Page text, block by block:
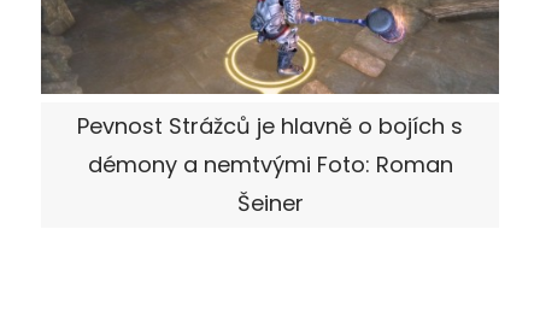
Pevnost Strážců je hlavně o bojích s
démony a nemtvými Foto: Roman
Šeiner